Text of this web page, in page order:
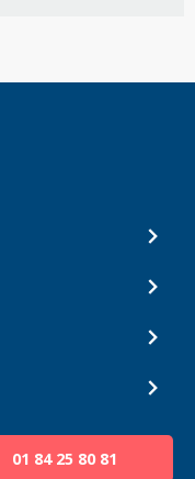
01 84 25 80 81